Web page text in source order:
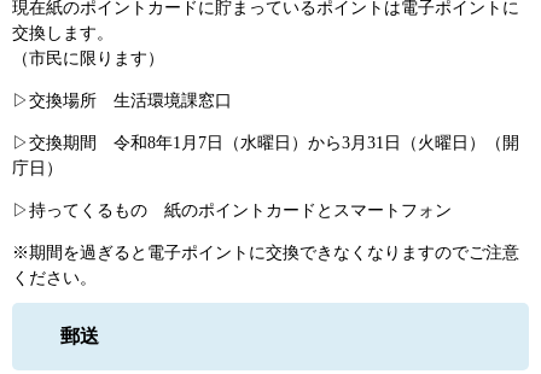
現在紙のポイントカードに貯まっているポイントは電子ポイントに
交換します。
（市民に限ります）
▷交換場所 生活環境課窓口
▷交換期間 令和8年1月7日（水曜日）から3月31日（火曜日）（開
庁日）
▷持ってくるもの 紙のポイントカードとスマートフォン
※期間を過ぎると電子ポイントに交換できなくなりますのでご注意
ください。
郵送